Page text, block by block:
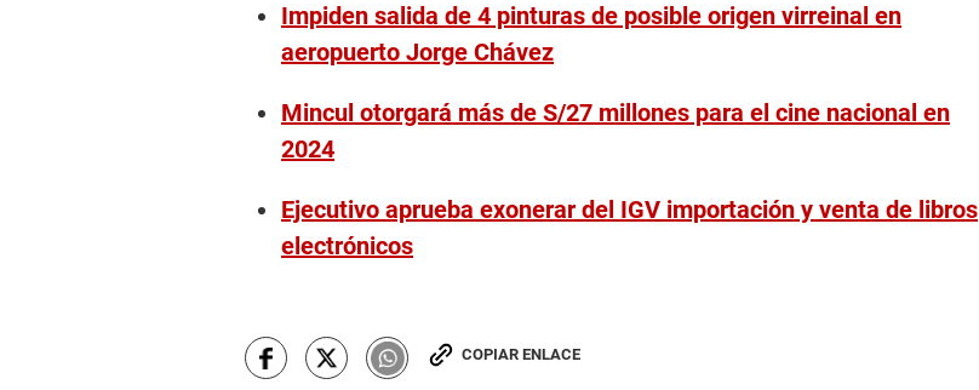
Impiden salida de 4 pinturas de posible origen virreinal en
aeropuerto Jorge Chávez
Mincul otorgará más de S/27 millones para el cine nacional en
2024
Ejecutivo aprueba exonerar del IGV importación y venta de libros
electrónicos
COPIAR ENLACE